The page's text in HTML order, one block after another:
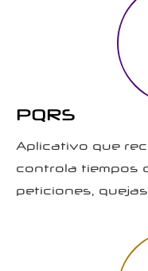
PQRS
Aplicativo que
controla tiempos
peticiones,